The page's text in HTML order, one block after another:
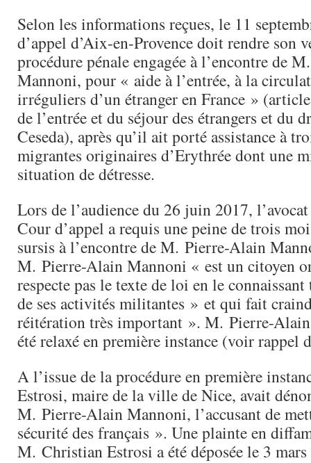
Selon les informations reçues, le 11
d’appel d’Aix-en-Provence doit rendre son
procédure pénale engagée à l’encontre de
Mannoni, pour « aide à l’entrée, à la
irréguliers d’un étranger en France »
de l’entrée et du séjour des étrangers et du
Ceseda), après qu’il ait porté assistance à
migrantes originaires d’Erythrée dont une
situation de détresse.
Lors de l’audience du 26 juin 2017,
Cour d’appel a requis une peine de trois
sursis à l’encontre de M. Pierre-Alain
M. Pierre-Alain Mannoni « est un citoyen
respecte pas le texte de loi en le
de ses activités militantes » et qui fait
réitération très important ». M. Pierre-
été relaxé en première instance (voir rappel
A l’issue de la procédure en première
Estrosi, maire de la ville de Nice, avait
M. Pierre-Alain Mannoni, l’accusant de
sécurité des français ». Une plainte en
M. Christian Estrosi a été déposée le 3